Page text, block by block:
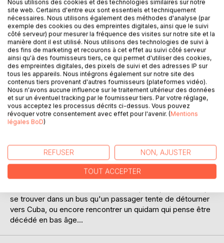
AJOUTER AU PANIER
Ajouter à ma liste d'envies
Laisser un avis
DESCRIPTION
Adhémar Léonce Gédéon Fluet, petit fonctionnaire qui
travaille dans un ministère, voit sa vie perturbée par une
série d'événements pour le moins... inhabituels.
Il va, par exemple, gagner une génisse à une tombola, être
se trouver dans un bus qu'un passager tente de détourner
vers Cuba, ou encore rencontrer un quidam qui pense être
décédé en bas âge...
Nous utilisons des cookies et des technologies similaires sur notre
site web. Certains d'entre eux sont essentiels et techniquement
nécessaires. Nous utilisons également des méthodes d'analyse (par
exemple des cookies ou des empreintes digitales, ainsi que le suivi
côté serveur) pour mesurer la fréquence des visites sur notre site et la
manière dont il est utilisé. Nous utilisons des technologies de suivi à
des fins de marketing et recourons à cet effet au suivi côté serveur
ainsi qu'à des fournisseurs tiers, ce qui permet d'utiliser des cookies,
des empreintes digitales, des pixels de suivi et des adresses IP sur
tous les appareils. Nous intégrons également sur notre site des
contenus tiers provenant d'autres fournisseurs (plateformes vidéo).
Nous n'avons aucune influence sur le traitement ultérieur des données
et sur un éventuel tracking par le fournisseur tiers. Par votre réglage,
vous acceptez les processus décrits ci-dessus. Vous pouvez
révoquer votre consentement avec effet pour l'avenir. (Mentions
légales BoD)
REFUSER NON, AJUSTER
TOUT ACCEPTER